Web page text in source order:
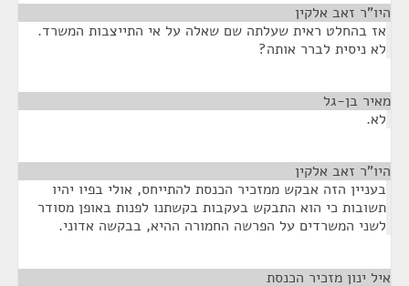
היו"ר זאב אלקין
אז בהחלט ראית שעלתה שם שאלה על אי התייצבות המשרד.
לא ניסית לברר אותה?
מאיר בן-גל
לא.
היו"ר זאב אלקין
בעניין הזה אבקש ממזכיר הכנסת להתייחס, אולי בפיו יהיו
תשובות כי הוא התבקש בעקבות בקשתנו לפנות באופן מסודר
לשני המשרדים על הפרשה החמורה ההיא, בבקשה אדוני.
איל ינון מזכיר הכנסת